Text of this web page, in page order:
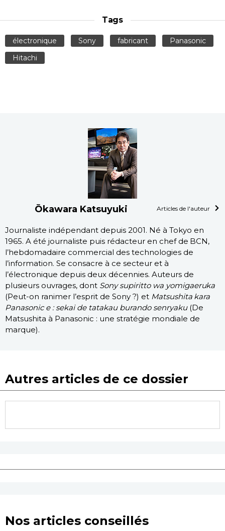
Tags
électronique Sony fabricant
Panasonic
Hitachi
Ōkawara Katsuyuki Articles de l'auteur
Journaliste indépendant depuis 2001. Né à Tokyo en
1965. A été journaliste puis rédacteur en chef de BCN,
l’hebdomadaire commercial des technologies de
l’information. Se consacre à ce secteur et à
l’électronique depuis deux décennies. Auteurs de
plusieurs ouvrages, dont Sony supiritto wa yomigaeruka
(Peut-on ranimer l’esprit de Sony ?) et Matsushita kara
Panasonic e : sekai de tatakau burando senryaku(De
Matsushita à Panasonic : une stratégie mondiale de
marque).
Autres articles de ce dossier
Nos articles conseillés